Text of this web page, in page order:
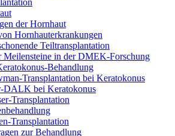
der Hornhaut
Hornhauterkrankungen
Teiltransplantation
Meilensteine in der DMEK-Forschung
Behandlung
Transplantation bei Keratokonus
DALK bei Keratokonus
Transplantation
Transplantation
zur Behandlung